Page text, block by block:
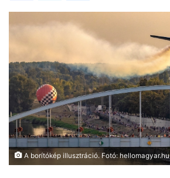
A borítókép illusztráció. Fotó: hellomagyar.hu